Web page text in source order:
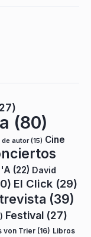
(80)
de autor(15) Cine
(22) David
El Click (29)
(39)
Festival (27)
von Trier (16) Libros